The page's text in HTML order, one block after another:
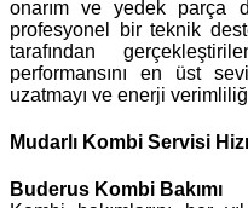
onarım ve yedek parça
profesyonel bir teknik
tarafından
performansını en üst
uzatmayı ve enerji
Mudarlı Kombi Servisi
Buderus Kombi Bakımı